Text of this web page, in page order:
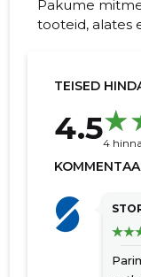
Pakume
tooteid, alates
TEISED
4.54